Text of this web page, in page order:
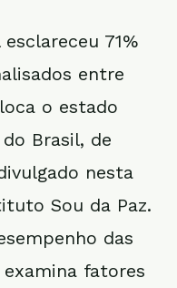
71%
entre
o estado
Brasil, de
nesta
Sou da Paz.
das
fatores